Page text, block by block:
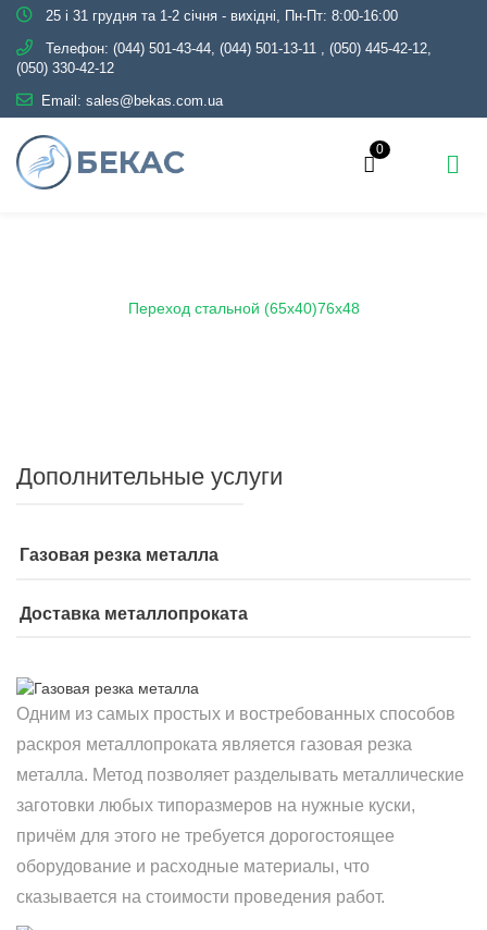
25 і 31 грудня та 1-2 січня - вихідні, Пн-Пт: 8:00-16:00
Телефон: (044) 501-43-44, (044) 501-13-11 , (050) 445-42-12,
(050) 330-42-12
Email: sales@bekas.com.ua
0
Переход стальной (65х40)76х48
Дополнительные услуги
Газовая резка металла
Доставка металлопроката
Одним из самых простых и востребованных способов
раскроя металлопроката является газовая резка
металла. Метод позволяет разделывать металлические
заготовки любых типоразмеров на нужные куски,
причём для этого не требуется дорогостоящее
оборудование и расходные материалы, что
сказывается на стоимости проведения работ.